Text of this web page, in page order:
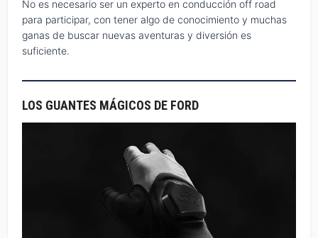
No es necesario ser un experto en conducción off road
para participar, con tener algo de conocimiento y muchas
ganas de buscar nuevas aventuras y diversión es
suficiente.
LOS GUANTES MÁGICOS DE FORD